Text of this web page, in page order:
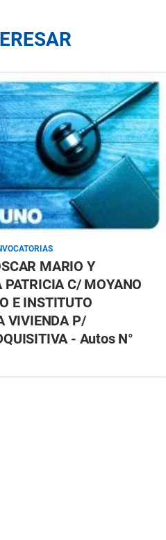
MARIO Y
C/ MOYANO
E INSTITUTO
VIVIENDA P/
- Autos N°